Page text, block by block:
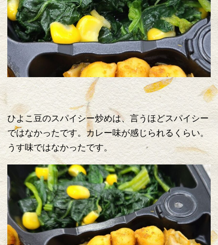
ひよこ豆のスパイシー炒めは、言うほどスパイシー
ではなかったです。カレー味が感じられるくらい。
うす味ではなかったです。